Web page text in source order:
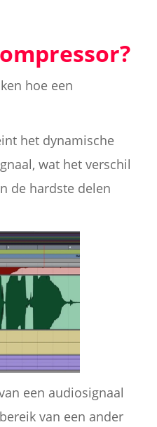
hoe een
het dynamische
wat het verschil
de hardste delen
een audiosignaal
van een ander